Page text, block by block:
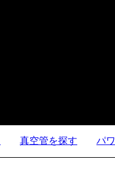
真空管を探す パ